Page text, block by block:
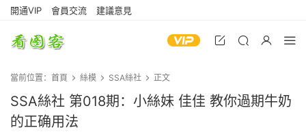
開通VIP 會員交流 建議意見
當前位置： 首頁 絲模 SSA絲社 正文
SSA絲社 第018期：小絲妹 佳佳 教你過期牛奶
的正确用法